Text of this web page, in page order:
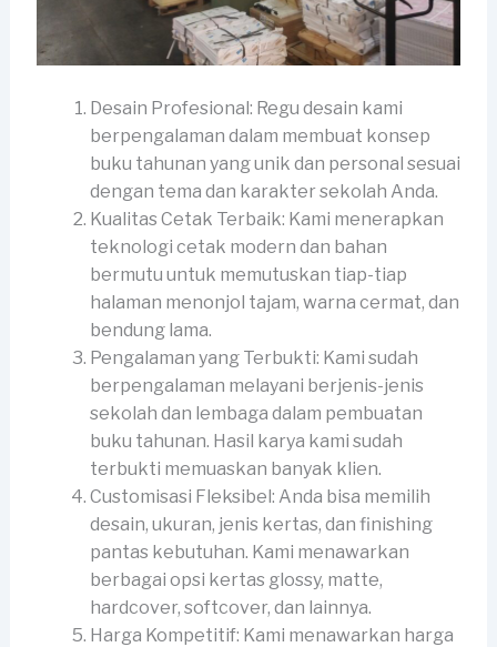
Desain Profesional: Regu desain kami
berpengalaman dalam membuat konsep
buku tahunan yang unik dan personal sesuai
dengan tema dan karakter sekolah Anda.
Kualitas Cetak Terbaik: Kami menerapkan
teknologi cetak modern dan bahan
bermutu untuk memutuskan tiap-tiap
halaman menonjol tajam, warna cermat, dan
bendung lama.
Pengalaman yang Terbukti: Kami sudah
berpengalaman melayani berjenis-jenis
sekolah dan lembaga dalam pembuatan
buku tahunan. Hasil karya kami sudah
terbukti memuaskan banyak klien.
Customisasi Fleksibel: Anda bisa memilih
desain, ukuran, jenis kertas, dan finishing
pantas kebutuhan. Kami menawarkan
berbagai opsi kertas glossy, matte,
hardcover, softcover, dan lainnya.
Harga Kompetitif: Kami menawarkan harga